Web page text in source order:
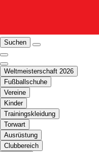
Suchen
Weltmeisterschaft 2026
Fußballschuhe
Vereine
Kinder
Trainingskleidung
Torwart
Ausrüstung
Clubbereich